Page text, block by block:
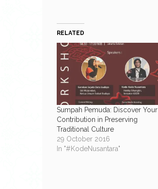
RELATED
Sumpah Pemuda: Discover Your
Contribution in Preserving
Traditional Culture
29 October 2016
In "#KodeNusantara"